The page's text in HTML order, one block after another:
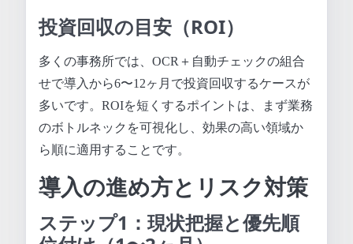
投資回収の目安（ROI）
多くの事務所では、OCR＋自動チェックの組合
せで導入から6〜12ヶ月で投資回収するケースが
多いです。ROIを短くするポイントは、まず業務
のボトルネックを可視化し、効果の高い領域か
ら順に適用することです。
導入の進め方とリスク対策
ステップ1：現状把握と優先順